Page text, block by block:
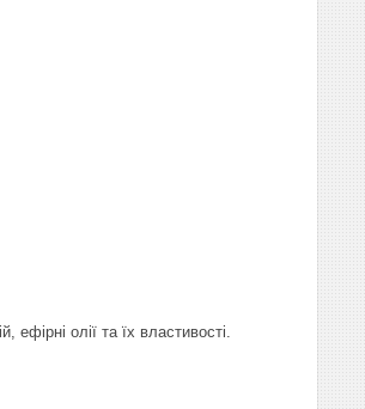
олії та їх властивості.